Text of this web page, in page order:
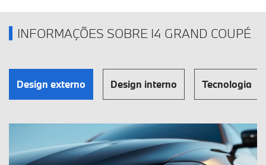
INFORMAÇÕES SOBRE I4 GRAND COUPÉ
Design externo Design interno Tecnologia